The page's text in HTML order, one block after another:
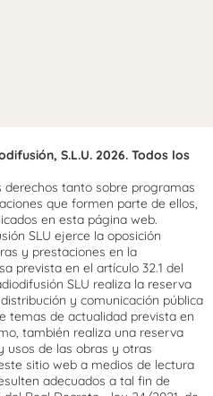
S.L.U. 2026. Todos los
tanto sobre programas
que formen parte de ellos,
en esta página web.
SLU ejerce la oposición
y prestaciones en la
prevista en el artículo 32.1 del
SLU realiza la reserva
y comunicación pública
temas de actualidad prevista en
también realiza una reserva
usos de las obras y otras
sitio web a medios de lectura
adecuados a tal fin de